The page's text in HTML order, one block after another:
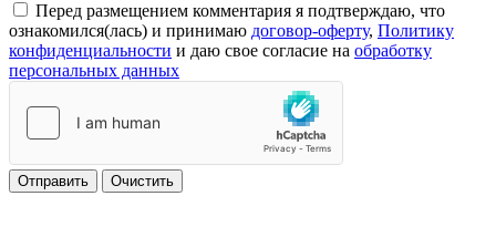
Перед размещением комментария я подтверждаю, что
ознакомился(лась) и принимаю договор-оферту, Политику
конфиденциальности и даю свое согласие на обработку
персональных данных
Отправить Очистить